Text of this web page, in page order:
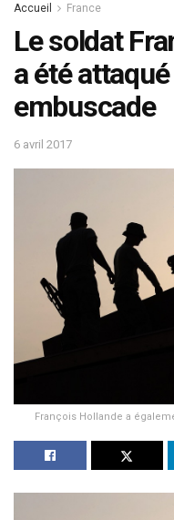
Accueil France
Le soldat
a été
embuscade
6 avril 2017
François Hollande a